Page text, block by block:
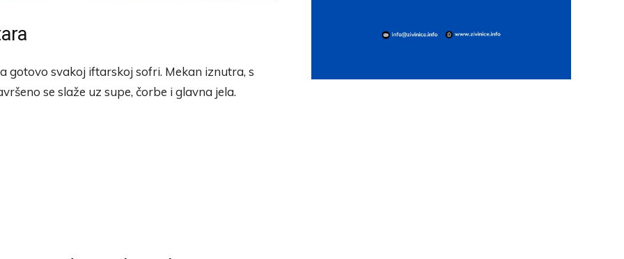
gotovo svakoj iftarskoj sofri. Mekan iznutra, s
se slaže uz supe, čorbe i glavna jela.